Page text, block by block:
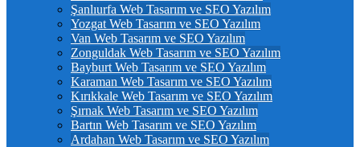
Şanlıurfa Web Tasarım ve SEO Yazılım
Yozgat Web Tasarım ve SEO Yazılım
Van Web Tasarım ve SEO Yazılım
Zonguldak Web Tasarım ve SEO Yazılım
Bayburt Web Tasarım ve SEO Yazılım
Karaman Web Tasarım ve SEO Yazılım
Kırıkkale Web Tasarım ve SEO Yazılım
Şırnak Web Tasarım ve SEO Yazılım
Bartın Web Tasarım ve SEO Yazılım
Ardahan Web Tasarım ve SEO Yazılım